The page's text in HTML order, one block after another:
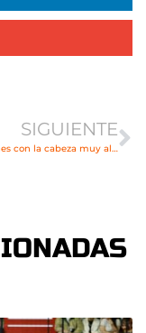
SIGUIENTE
De vacaciones con la cabeza muy alta